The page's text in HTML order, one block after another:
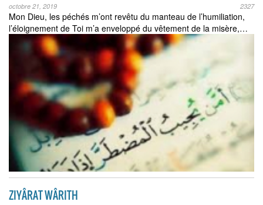
octobre 21, 2019 2327
Mon Dieu, les péchés m’ont revêtu du manteau de l’humiliation,
l’éloignement de Toi m’a enveloppé du vêtement de la misère,…
ZIYÂRAT WÂRITH